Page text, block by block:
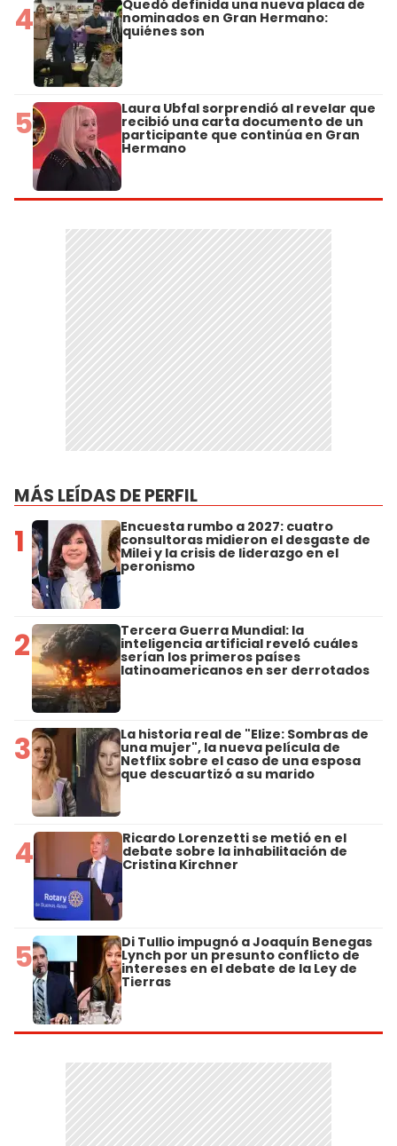
4 Quedó definida una nueva placa de
nominados en Gran Hermano:
quiénes son
5 Laura Ubfal sorprendió al revelar que
recibió una carta documento de un
participante que continúa en Gran
Hermano
MÁS LEÍDAS DE PERFIL
1 Encuesta rumbo a 2027: cuatro
consultoras midieron el desgaste de
Milei y la crisis de liderazgo en el
peronismo
2 Tercera Guerra Mundial: la
inteligencia artificial reveló cuáles
serían los primeros países
latinoamericanos en ser derrotados
3 La historia real de "Elize: Sombras de
una mujer", la nueva película de
Netflix sobre el caso de una esposa
que descuartizó a su marido
4 Ricardo Lorenzetti se metió en el
debate sobre la inhabilitación de
Cristina Kirchner
5 Di Tullio impugnó a Joaquín Benegas
Lynch por un presunto conflicto de
intereses en el debate de la Ley de
Tierras